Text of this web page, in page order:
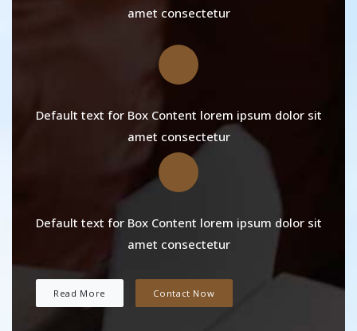
amet consectetur
Default text for Box Content lorem ipsum dolor sit
amet consectetur
Default text for Box Content lorem ipsum dolor sit
amet consectetur
Read More Contact Now